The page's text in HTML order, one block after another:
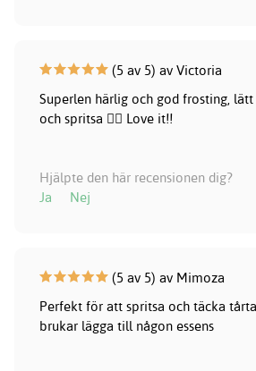
(5 av 5) av Victoria
Superlen härlig och god frosting,
och spritsa 👌🏼 Love it!!
Hjälpte den här recensionen dig?
Ja
Nej
(5 av 5) av Mimoza
Perfekt för att spritsa och täcka
brukar lägga till någon essens